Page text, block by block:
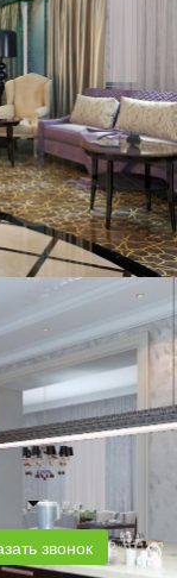
звонок